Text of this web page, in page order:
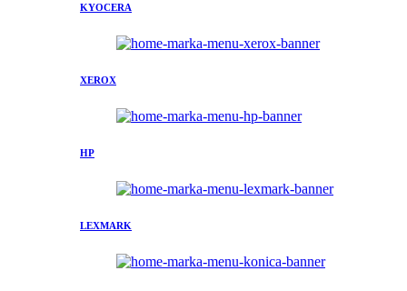
KYOCERA
XEROX
HP
LEXMARK